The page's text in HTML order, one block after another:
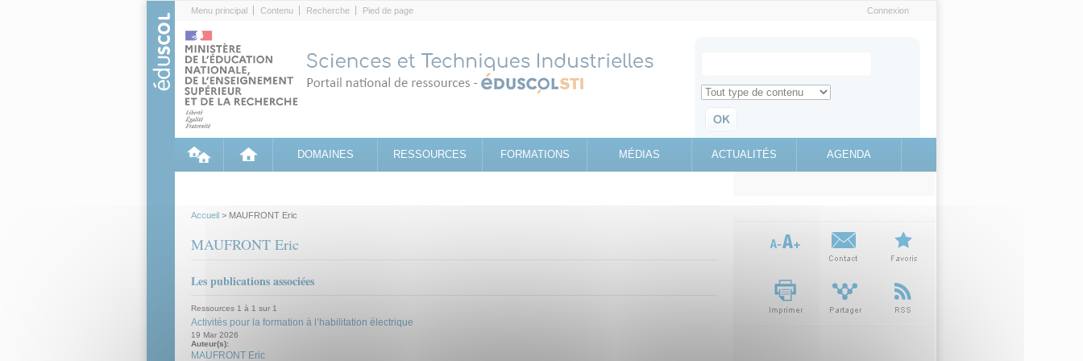
Menu principal Contenu Recherche Pied de page Connexion
Search for
Retrouvez toute l'information sur le site education.gouv.fr
DOMAINES RESSOURCES FORMATIONS MÉDIAS ACTUALITÉS AGENDA
Accueil > MAUFRONT Eric
MAUFRONT Eric
Les publications associées
Ressources 1 à 1 sur 1
Activités pour la formation à l’habilitation électrique
19 Mar 2026
Auteur(s):
MAUFRONT Eric